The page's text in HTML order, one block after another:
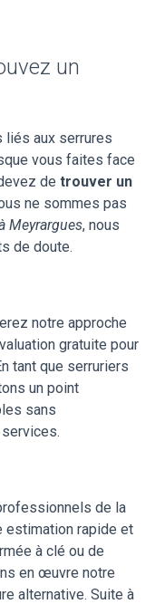
un
liés aux serrures
vous faites face
de trouver un
ne sommes pas
Meyrargues, nous
de doute.
notre approche
gratuite pour
tant que serruriers
un point
sans
de la
estimation rapide et
à clé ou de
en œuvre notre
alternative. Suite à